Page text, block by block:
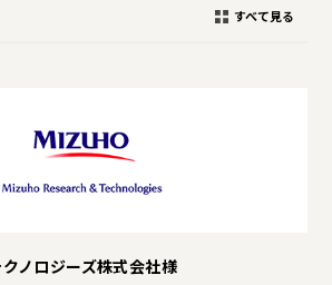
ノロジーズ株式会社様
すべて見る